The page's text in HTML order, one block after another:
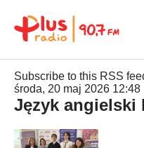
Subscribe to this RSS
środa, 20 maj 2026 12:48
Język angielski